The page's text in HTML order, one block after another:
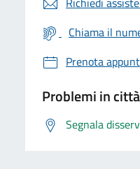
Chiama il
Prenota
Problemi in città
Segnala